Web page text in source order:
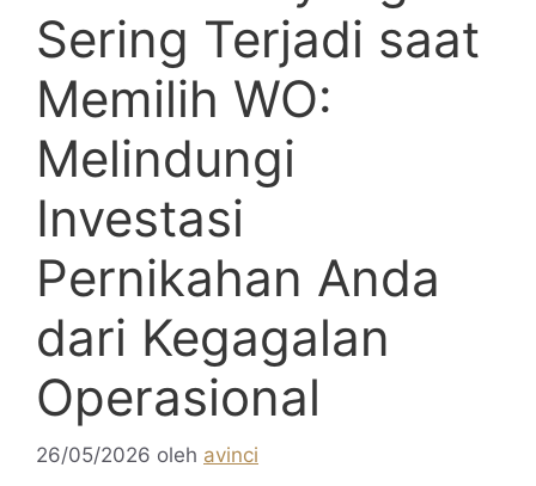
Sering Terjadi saat
Memilih WO:
Melindungi
Investasi
Pernikahan Anda
dari Kegagalan
Operasional
26/05/2026 oleh avinci